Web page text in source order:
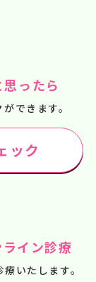
ったら
できます。
ック
イン診療
いたします。